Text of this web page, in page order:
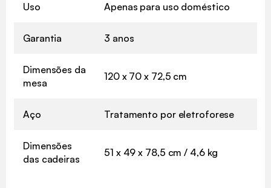
Uso Apenas para uso doméstico
Garantia 3 anos
Dimensões da
mesa
120 x 70 x 72,5 cm
Aço Tratamento por eletroforese
Dimensões
das cadeiras
51 x 49 x 78,5 cm / 4,6 kg